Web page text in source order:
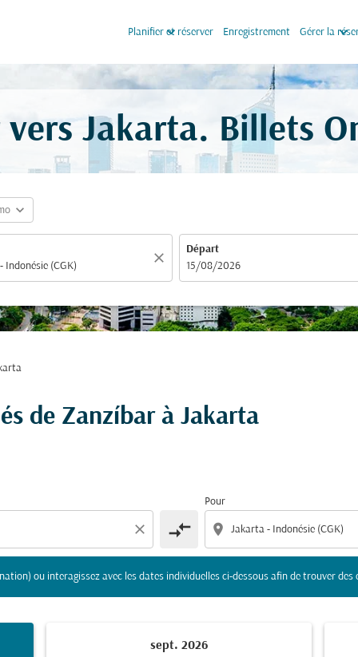
Planifier et réserver
keyboard_arrow_down Enregistrement Gérer la keyboard_arrow_down
Jakarta. Billets
expand_more
close
Départ
fc-booking-departure-date-aria-label
15/08/2026
de Zanzíbar à Jakarta
close compare_arrows
Pour
location_on
ou interagissez avec les dates individuelles ci-dessous afin de trouver des
et/ou destination) ou interagissez avec les dates
sept. 2026